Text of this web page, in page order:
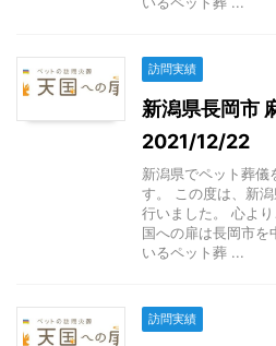
訪問実績
新潟県長岡市
2021/12/22
新潟県でペット葬儀
す。 この度は、新
行いました。 心よ
国への扉は長岡市を
いるペット葬 ...
訪問実績